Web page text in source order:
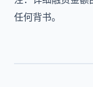
任何背书。